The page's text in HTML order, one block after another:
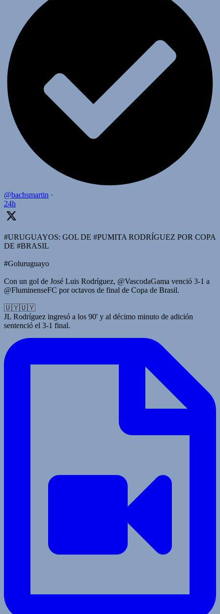
@bachsmartin ·
24h
#URUGUAYOS: GOL DE #PUMITA RODRÍGUEZ POR COPA
DE #BRASIL
#Goluruguayo
Con un gol de José Luis Rodríguez, @VascodaGama venció 3-1 a
@FluminenseFC por octavos de final de Copa de Brasil.
🇺🇾🇺🇾
JL Rodríguez ingresó a los 90' y al décimo minuto de adición
sentenció el 3-1 final.